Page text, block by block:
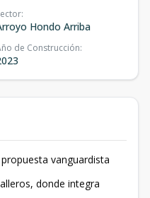
:
Hondo Arriba
de Construcción:
vanguardista
donde integra